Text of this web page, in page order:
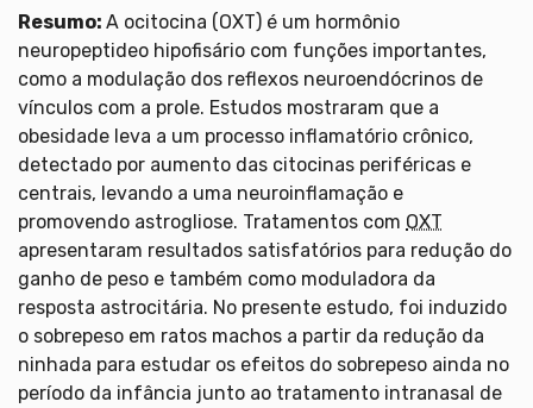
Resumo: A ocitocina (OXT) é um hormônio
neuropeptideo hipofisário com funções importantes,
como a modulação dos reflexos neuroendócrinos de
vínculos com a prole. Estudos mostraram que a
obesidade leva a um processo inflamatório crônico,
detectado por aumento das citocinas periféricas e
centrais, levando a uma neuroinflamação e
promovendo astrogliose. Tratamentos com OXT
apresentaram resultados satisfatórios para redução do
ganho de peso e também como moduladora da
resposta astrocitária. No presente estudo, foi induzido
o sobrepeso em ratos machos a partir da redução da
ninhada para estudar os efeitos do sobrepeso ainda no
período da infância junto ao tratamento intranasal de